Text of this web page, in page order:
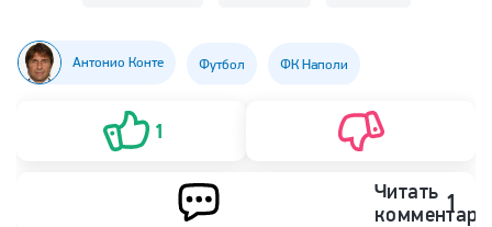
Антонио Конте Футбол ФК Наполи
1
Читать 1